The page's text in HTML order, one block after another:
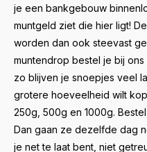
je een bankgebouw
muntgeld ziet die hier ligt!
worden dan ook steevast
muntendrop bestel je bij
zo blijven je snoepjes veel
grotere hoeveelheid wilt
250g, 500g en 1000g.
Dan gaan ze dezelfde dag
je net te laat bent, niet